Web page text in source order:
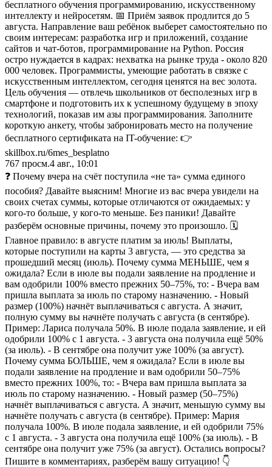
бесплатного обучения программированию, искусственному
интеллекту и нейросетям. 📅 Приём заявок продлится до 5
августа. Направление ваш ребёнок выберет самостоятельно по
своим интересам: разработка игр и приложений, создание
сайтов и чат-ботов, программирование на Python. Россия
остро нуждается в кадрах: нехватка на рынке труда - около 820
000 человек. Программисты, умеющие работать в связке с
искусственным интеллектом, сегодня ценятся на вес золота.
Цель обучения — отвлечь школьников от бесполезных игр в
смартфоне и подготовить их к успешному будущему в эпоху
технологий, показав им азы программирования. Заполните
короткую анкету, чтобы забронировать место на получение
бесплатного сертификата на IT-обучение: 👉
skillbox.ru/6mes_besplatno
767 просм.4 авг., 10:01
❓ Почему вчера на счёт поступила «не та» сумма единого
пособия? Давайте выясним! Многие из вас вчера увидели на
своих счетах суммы, которые отличаются от ожидаемых: у
кого-то больше, у кого-то меньше. Без паники! Давайте
разберём основные причины, почему это произошло. 🗓
Главное правило: в августе платим за июль! Выплаты,
которые поступили на карты 3 августа, — это средства за
прошедший месяц (июль). Почему сумма МЕНЬШЕ, чем я
ожидала? Если в июле вы подали заявление на продление и
вам одобрили 100% вместо прежних 50–75%, то: - Вчера вам
пришла выплата за июль по старому назначению. - Новый
размер (100%) начнёт выплачиваться с августа. А значит,
полную сумму вы начнёте получать с августа (в сентябре).
Пример: Лариса получала 50%. В июле подала заявление, и ей
одобрили 100% с 1 августа. - 3 августа она получила ещё 50%
(за июль). - В сентябре она получит уже 100% (за август).
Почему сумма БОЛЬШЕ, чем я ожидала? Если в июле вы
подали заявление на продление и вам одобрили 50–75%
вместо прежних 100%, то: - Вчера вам пришла выплата за
июль по старому назначению. - Новый размер (50–75%)
начнёт выплачиваться с августа. А значит, меньшую сумму вы
начнёте получать с августа (в сентябре). Пример: Мария
получала 100%. В июле подала заявление, и ей одобрили 75%
с 1 августа. - 3 августа она получила ещё 100% (за июль). - В
сентябре она получит уже 75% (за август). Остались вопросы?
Пишите в комментариях, разберём вашу ситуацию! 👇